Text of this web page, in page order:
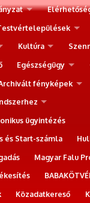
Kultúra
Egészségügy
fényképek
ügyintézés
és Start-számla
Magyar Falu
Közadatkereső